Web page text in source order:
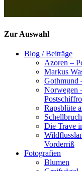
Zur Auswahl
Blog / Beiträge
Azoren –
Markus
Gothmund
Norwegen
Rapsblüte
Die Trave
Vorderriß
Fotografien
Blumen